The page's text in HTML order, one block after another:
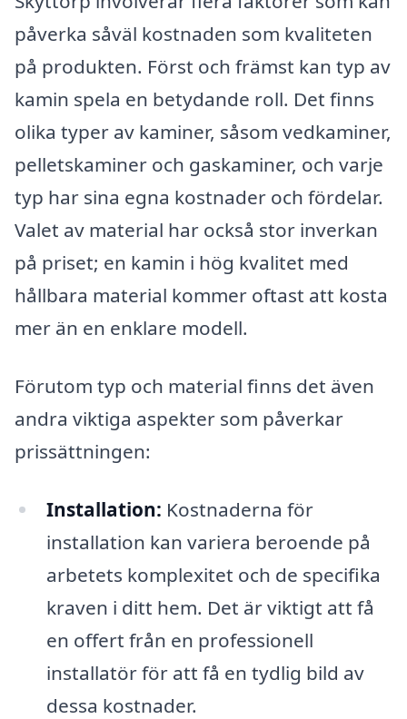
påverka såväl kostnaden som kvaliteten
på produkten. Först och främst kan typ av
kamin spela en betydande roll. Det finns
olika typer av kaminer, såsom vedkaminer,
pelletskaminer och gaskaminer, och varje
typ har sina egna kostnader och fördelar.
Valet av material har också stor inverkan
på priset; en kamin i hög kvalitet med
hållbara material kommer oftast att kosta
mer än en enklare modell.
Förutom typ och material finns det även
andra viktiga aspekter som påverkar
prissättningen:
Installation: Kostnaderna för
installation kan variera beroende på
arbetets komplexitet och de specifika
kraven i ditt hem. Det är viktigt att få
en offert från en professionell
installatör för att få en tydlig bild av
dessa kostnader.